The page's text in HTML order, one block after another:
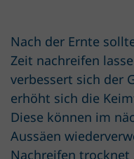
Nach der Ernte
Zeit nachreifen
verbessert sich der
erhöht sich die
Diese können im
Aussäen
Nachreifen